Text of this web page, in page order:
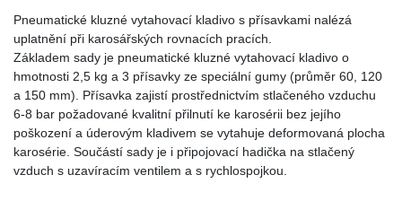
Pneumatické kluzné vytahovací kladivo s přísavkami nalézá
uplatnění při karosářských rovnacích pracích.
Základem sady je pneumatické kluzné vytahovací kladivo o
hmotnosti 2,5 kg a 3 přísavky ze speciální gumy (průměr 60, 120
a 150 mm). Přísavka zajistí prostřednictvím stlačeného vzduchu
6-8 bar požadované kvalitní přilnutí ke karosérii bez jejího
poškození a úderovým kladivem se vytahuje deformovaná plocha
karosérie. Součástí sady je i připojovací hadička na stlačený
vzduch s uzavíracím ventilem a s rychlospojkou.